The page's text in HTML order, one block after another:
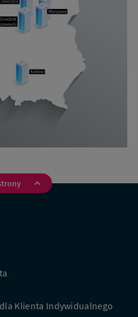
Klienta Indywidualnego